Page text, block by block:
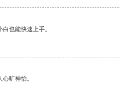
也能快速上手。
旷神怡。